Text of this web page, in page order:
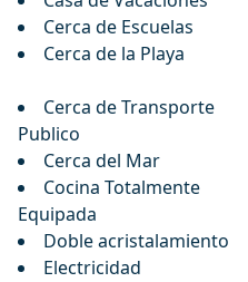
Cerca de Escuelas
Cerca de la Playa
Cerca de Transporte
Publico
Cerca del Mar
Cocina Totalmente
Equipada
Doble acristalamiento
Electricidad